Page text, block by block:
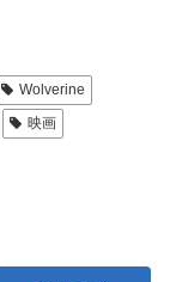
Wolverine
映画